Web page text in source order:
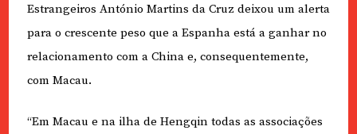
Estrangeiros António Martins da Cruz deixou um alerta
para o crescente peso que a Espanha está a ganhar no
relacionamento com a China e, consequentemente,
com Macau.
“Em Macau e na ilha de Hengqin todas as associações